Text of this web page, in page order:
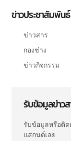
ข่าวประชาสัมพันธ์
ข่าวสาร
กองช่าง
ข่าวกิจกรรม
รับข้อมูลข่าว
รับข้อมูลหรือติ
แสกนด์เลย